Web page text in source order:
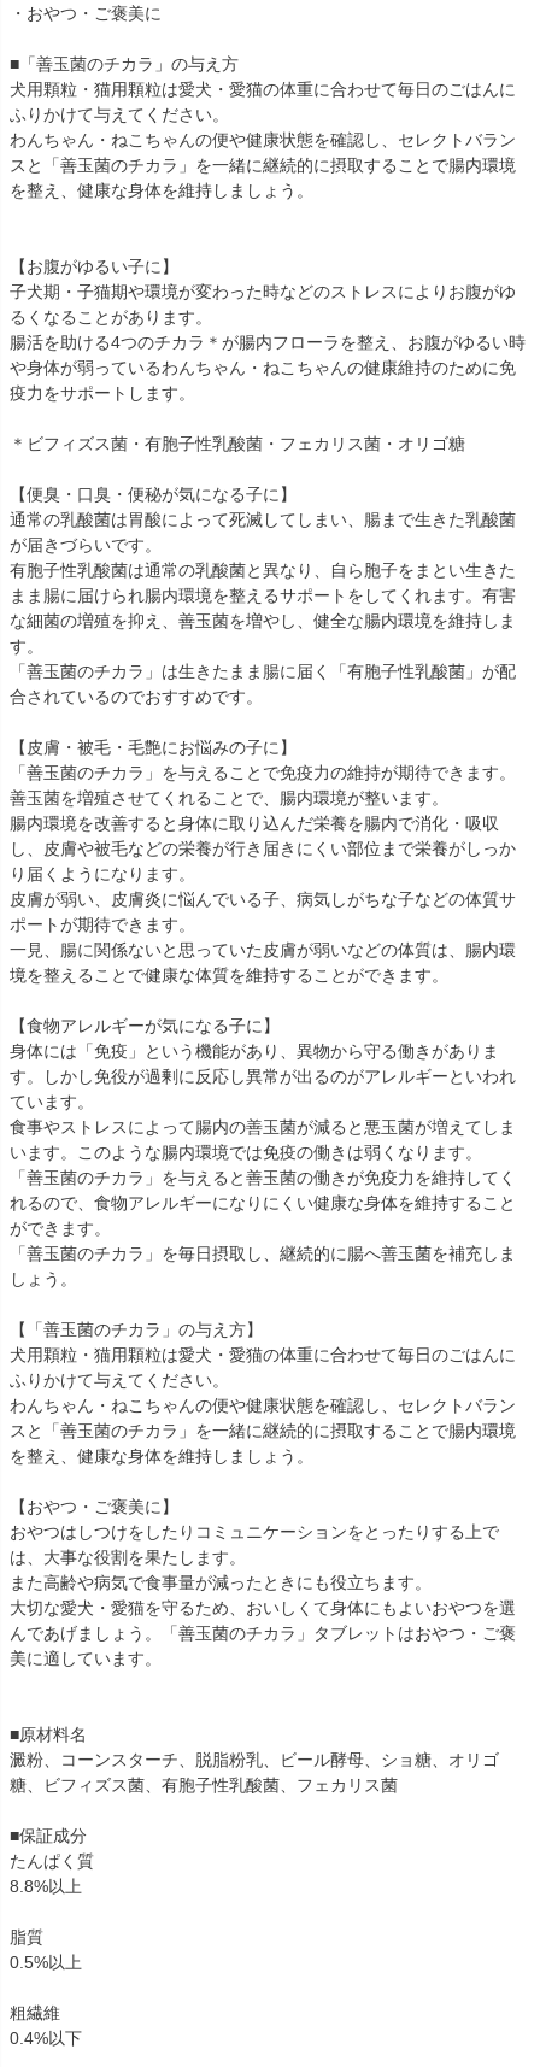
・おやつ・ご褒美に
■「善玉菌のチカラ」の与え方
犬用顆粒・猫用顆粒は愛犬・愛猫の体重に合わせて毎日のごはんに
ふりかけて与えてください。
わんちゃん・ねこちゃんの便や健康状態を確認し、セレクトバラン
スと「善玉菌のチカラ」を一緒に継続的に摂取することで腸内環境
を整え、健康な身体を維持しましょう。
【お腹がゆるい子に】
子犬期・子猫期や環境が変わった時などのストレスによりお腹がゆ
るくなることがあります。
腸活を助ける4つのチカラ＊が腸内フローラを整え、お腹がゆるい時
や身体が弱っているわんちゃん・ねこちゃんの健康維持のために免
疫力をサポートします。
＊ビフィズス菌・有胞子性乳酸菌・フェカリス菌・オリゴ糖
【便臭・口臭・便秘が気になる子に】
通常の乳酸菌は胃酸によって死滅してしまい、腸まで生きた乳酸菌
が届きづらいです。
有胞子性乳酸菌は通常の乳酸菌と異なり、自ら胞子をまとい生きた
まま腸に届けられ腸内環境を整えるサポートをしてくれます。有害
な細菌の増殖を抑え、善玉菌を増やし、健全な腸内環境を維持しま
す。
「善玉菌のチカラ」は生きたまま腸に届く「有胞子性乳酸菌」が配
合されているのでおすすめです。
【皮膚・被毛・毛艶にお悩みの子に】
「善玉菌のチカラ」を与えることで免疫力の維持が期待できます。
善玉菌を増殖させてくれることで、腸内環境が整います。
腸内環境を改善すると身体に取り込んだ栄養を腸内で消化・吸収
し、皮膚や被毛などの栄養が行き届きにくい部位まで栄養がしっか
り届くようになります。
皮膚が弱い、皮膚炎に悩んでいる子、病気しがちな子などの体質サ
ポートが期待できます。
一見、腸に関係ないと思っていた皮膚が弱いなどの体質は、腸内環
境を整えることで健康な体質を維持することができます。
【食物アレルギーが気になる子に】
身体には「免疫」という機能があり、異物から守る働きがありま
す。しかし免役が過剰に反応し異常が出るのがアレルギーといわれ
ています。
食事やストレスによって腸内の善玉菌が減ると悪玉菌が増えてしま
います。このような腸内環境では免疫の働きは弱くなります。
「善玉菌のチカラ」を与えると善玉菌の働きが免疫力を維持してく
れるので、食物アレルギーになりにくい健康な身体を維持すること
ができます。
「善玉菌のチカラ」を毎日摂取し、継続的に腸へ善玉菌を補充しま
しょう。
【「善玉菌のチカラ」の与え方】
犬用顆粒・猫用顆粒は愛犬・愛猫の体重に合わせて毎日のごはんに
ふりかけて与えてください。
わんちゃん・ねこちゃんの便や健康状態を確認し、セレクトバラン
スと「善玉菌のチカラ」を一緒に継続的に摂取することで腸内環境
を整え、健康な身体を維持しましょう。
【おやつ・ご褒美に】
おやつはしつけをしたりコミュニケーションをとったりする上で
は、大事な役割を果たします。
また高齢や病気で食事量が減ったときにも役立ちます。
大切な愛犬・愛猫を守るため、おいしくて身体にもよいおやつを選
んであげましょう。「善玉菌のチカラ」タブレットはおやつ・ご褒
美に適しています。
■原材料名
澱粉、コーンスターチ、脱脂粉乳、ビール酵母、ショ糖、オリゴ
糖、ビフィズス菌、有胞子性乳酸菌、フェカリス菌
■保証成分
たんぱく質
8.8%以上
脂質
0.5%以上
粗繊維
0.4%以下